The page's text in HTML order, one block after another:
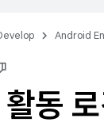
Android
동